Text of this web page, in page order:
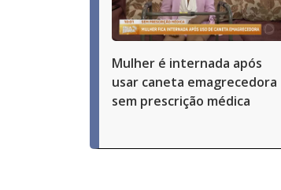
Mulher é internada após
usar caneta emagrecedora
sem prescrição médica